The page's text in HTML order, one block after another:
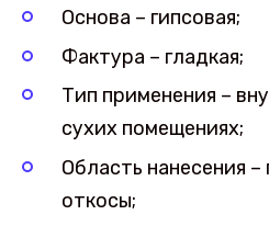
Основа – гипсовая;
Фактура – гладкая;
Тип применения –
сухих помещениях;
Область нанесения
откосы;